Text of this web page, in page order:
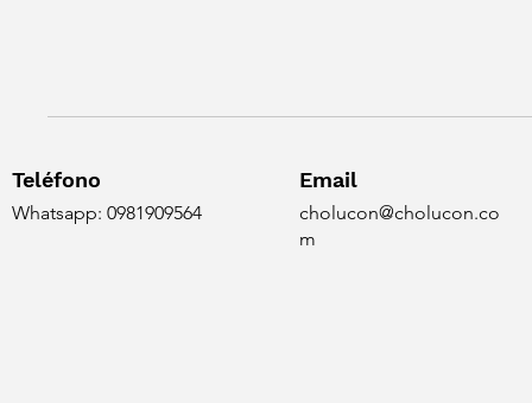
Teléfono
Whatsapp: 0981909564
Email
cholucon@cholucon.co
m